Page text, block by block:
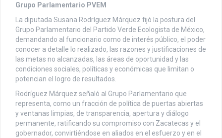
Grupo Parlamentario PVEM
La diputada Susana Rodríguez Márquez fijó la postura del
Grupo Parlamentario del Partido Verde Ecologista de México,
demandando al funcionario como de interés público, el poder
conocer a detalle lo realizado, las razones y justificaciones de
las metas no alcanzadas, las áreas de oportunidad y las
condiciones sociales, políticas y económicas que limitan o
potencian el logro de resultados.
Rodríguez Márquez señaló al Grupo Parlamentario que
representa, como un fracción de política de puertas abiertas
y ventanas limpias, de transparencia, apertura y diálogo
permanente, ratificando su compromiso con Zacatecas y el
gobernador, convirtiéndose en aliados en el esfuerzo y en el